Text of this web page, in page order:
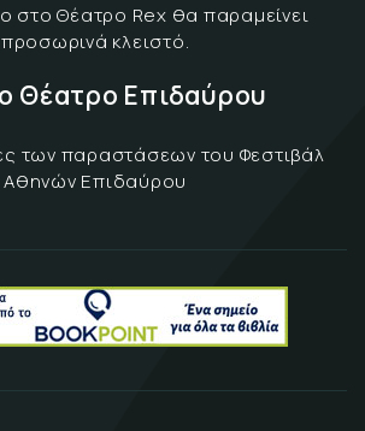
στο Θέατρο Rex θα παραμείνει
προσωρινά κλειστό.
Θέατρο Επιδαύρου
των παραστάσεων του Φεστιβάλ
Αθηνών Επιδαύρου